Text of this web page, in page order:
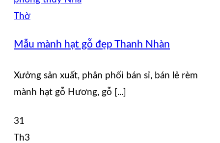
Mẫu mành hạt gỗ đẹp Thanh Nhàn
Xưởng sản xuất, phân phối bán sỉ, bán lẻ rèm
mành hạt gỗ Hương, gỗ [...]
31
Th3